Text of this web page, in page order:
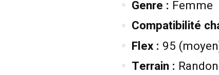
Genre : Femme
Compatibilité
Flex : 95
Terrain :